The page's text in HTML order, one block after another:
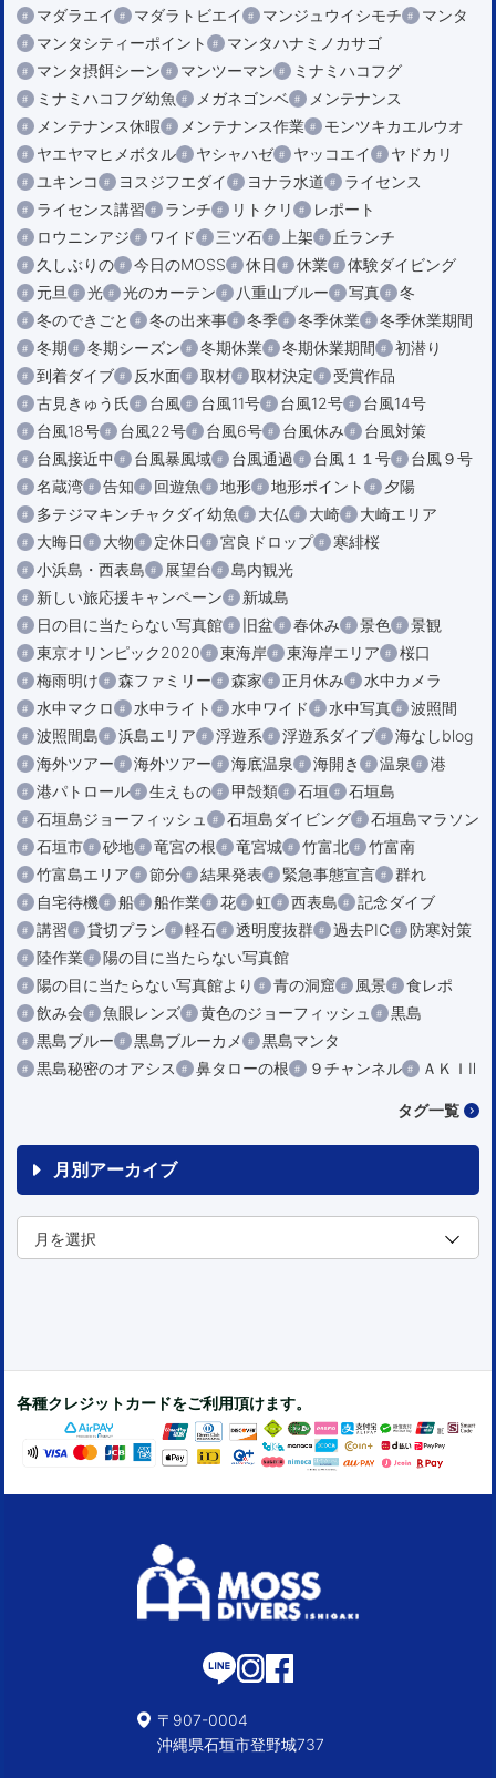
マダラエイ
マダラトビエイ マンジュウイシモチ
マンタ
マンタシティーポイント
マンタハナミノカサゴ
マンタ摂餌シーン
マンツーマン
ミナミハコフグ
ミナミハコフグ幼魚
メガネゴンベ
メンテナンス
メンテナンス休暇
メンテナンス作業
モンツキカエルウオ
ヤエヤマヒメボタル
ヤシャハゼ ヤッコエイ
ヤドカリ
ユキンコ
ヨスジフエダイ ヨナラ水道
ライセンス
ライセンス講習
ランチ リトクリ
レポート
ロウニンアジ
ワイド 三ツ石 上架
丘ランチ
久しぶりの
今日のMOSS 休日 休業
体験ダイビング
元旦
光 光のカーテン 八重山ブルー 写真
冬
冬のできごと
冬の出来事 冬季 冬季休業
冬季休業期間
冬期
冬期シーズン 冬期休業 冬期休業期間
初潜り
到着ダイブ
反水面 取材 取材決定
受賞作品
古見きゅう氏
台風 台風11号 台風12号
台風14号
台風18号
台風22号 台風6号 台風休み
台風対策
台風接近中
台風暴風域 台風通過 台風１１号
台風９号
名蔵湾
告知 回遊魚 地形 地形ポイント
夕陽
多テジマキンチャクダイ幼魚
大仏 大崎
大崎エリア
大晦日
大物 定休日 宮良ドロップ
寒緋桜
小浜島・西表島
展望台
島内観光
新しい旅応援キャンペーン
新城島
日の目に当たらない写真館
旧盆 春休み 景色
景観
東京オリンピック2020
東海岸 東海岸エリア
桜口
梅雨明け
森ファミリー 森家 正月休み
水中カメラ
水中マクロ
水中ライト 水中ワイド 水中写真
波照間
波照間島
浜島エリア 浮遊系 浮遊系ダイブ
海なしblog
海外ツアー
海外ツアー 海底温泉 海開き 温泉
港
港パトロール
生えもの 甲殻類 石垣
石垣島
石垣島ジョーフィッシュ
石垣島ダイビング
石垣島マラソン
石垣市
砂地 竜宮の根 竜宮城 竹富北
竹富南
竹富島エリア
節分 結果発表 緊急事態宣言
群れ
自宅待機
船 船作業 花 虹 西表島
記念ダイブ
講習
貸切プラン 軽石 透明度抜群 過去PIC
防寒対策
陸作業
陽の目に当たらない写真館
陽の目に当たらない写真館より
青の洞窟 風景
食レポ
飲み会
魚眼レンズ 黄色のジョーフィッシュ
黒島
黒島ブルー
黒島ブルーカメ
黒島マンタ
黒島秘密のオアシス
鼻タローの根 ９チャンネル ＡＫＩⅡ
タグ一覧
月別アーカイブ
各種クレジットカードをご利用頂けます。
〒907-0004
沖縄県石垣市登野城737